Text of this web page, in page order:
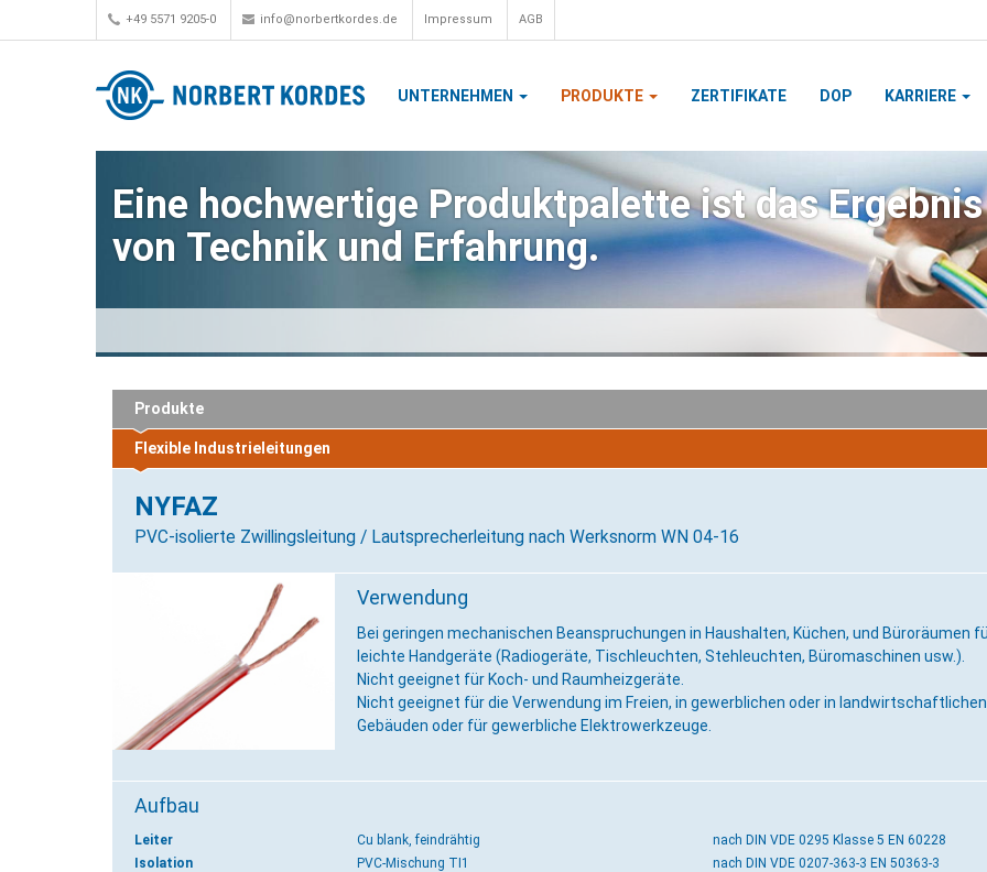
+49 5571 9205-0 info@norbertkordes.de Impressum AGB
UNTERNEHMEN PRODUKTE ZERTIFIKATE DOP KARRIERE
Eine hochwertige Produktpalette ist das Ergebnis
von Technik und Erfahrung.
Produkte
Flexible Industrieleitungen
NYFAZ
PVC-isolierte Zwillingsleitung / Lautsprecherleitung nach Werksnorm WN 04-16
Verwendung
Bei geringen mechanischen Beanspruchungen in Haushalten, Küchen, und Büroräumen
leichte Handgeräte (Radiogeräte, Tischleuchten, Stehleuchten, Büromaschinen usw.).
Nicht geeignet für Koch- und Raumheizgeräte.
Nicht geeignet für die Verwendung im Freien, in gewerblichen oder in landwirtschaftlichen
Gebäuden oder für gewerbliche Elektrowerkzeuge.
Aufbau
Leiter Cu blank, feindrähtig
nach DIN VDE 0295 Klasse 5 EN 60228
Isolation
PVC-Mischung TI1
nach DIN VDE 0207-363-3 EN 50363-3